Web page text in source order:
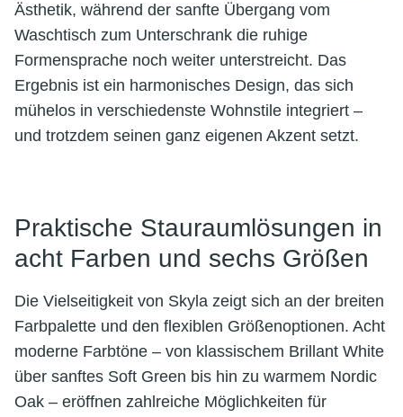
Ästhetik, während der sanfte Übergang vom
Waschtisch zum Unterschrank die ruhige
Formensprache noch weiter unterstreicht. Das
Ergebnis ist ein harmonisches Design, das sich
mühelos in verschiedenste Wohnstile integriert –
und trotzdem seinen ganz eigenen Akzent setzt.
Praktische Stauraumlösungen in
acht Farben und sechs Größen
Die Vielseitigkeit von Skyla zeigt sich an der breiten
Farbpalette und den flexiblen Größenoptionen. Acht
moderne Farbtöne – von klassischem Brillant White
über sanftes Soft Green bis hin zu warmem Nordic
Oak – eröffnen zahlreiche Möglichkeiten für